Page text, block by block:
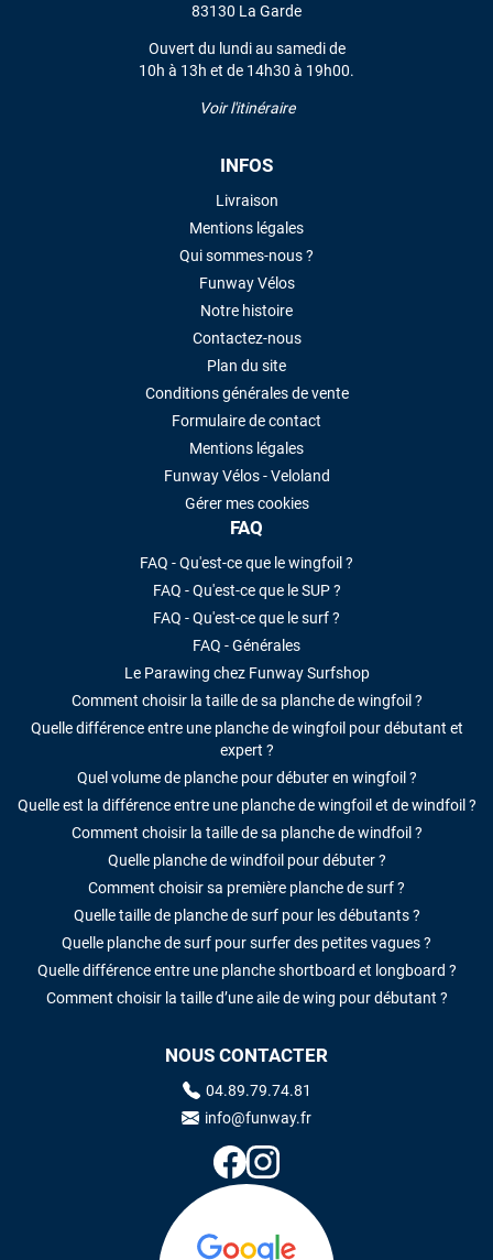
83130 La Garde
Ouvert du lundi au samedi de
10h à 13h et de 14h30 à 19h00.
Voir l'itinéraire
INFOS
Livraison
Mentions légales
Qui sommes-nous ?
Funway Vélos
Notre histoire
Contactez-nous
Plan du site
Conditions générales de vente
Formulaire de contact
Mentions légales
Funway Vélos - Veloland
Gérer mes cookies
FAQ
FAQ - Qu'est-ce que le wingfoil ?
FAQ - Qu'est-ce que le SUP ?
FAQ - Qu'est-ce que le surf ?
FAQ - Générales
Le Parawing chez Funway Surfshop
Comment choisir la taille de sa planche de wingfoil ?
Quelle différence entre une planche de wingfoil pour débutant et
expert ?
Quel volume de planche pour débuter en wingfoil ?
Quelle est la différence entre une planche de wingfoil et de windfoil ?
Comment choisir la taille de sa planche de windfoil ?
Quelle planche de windfoil pour débuter ?
Comment choisir sa première planche de surf ?
Quelle taille de planche de surf pour les débutants ?
Quelle planche de surf pour surfer des petites vagues ?
Quelle différence entre une planche shortboard et longboard ?
Comment choisir la taille d’une aile de wing pour débutant ?
NOUS CONTACTER
04.89.79.74.81
info@funway.fr